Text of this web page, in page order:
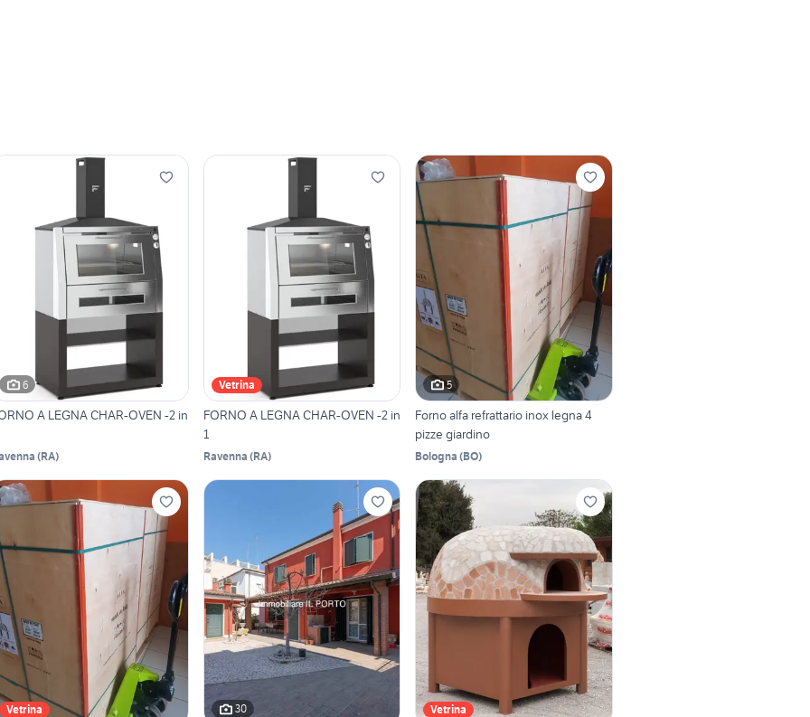
6
A LEGNA CHAR-OVEN -2 in
(RA)
Vetrina
FORNO A LEGNA CHAR-OVEN -2 in
1
Ravenna (RA)
5
Forno alfa refrattario inox legna 4
pizze giardino
Bologna (BO)
Vetrina 30 Vetrina